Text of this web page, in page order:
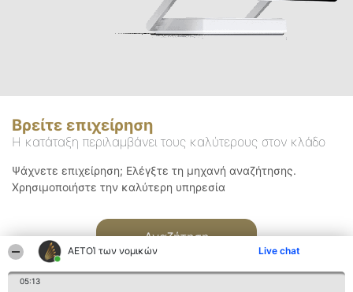
ΑΕΤΟΊ των νομικών Live chat
05:13
Βρείτε επιχείρηση
Η κατάταξη περιλαμβάνει τους καλύτερους στον κλάδο
Ψάχνετε επιχείρηση; Ελέγξτε τη μηχανή αναζήτησης.
Χρησιμοποιήστε την καλύτερη υπηρεσία
Αναζήτηση